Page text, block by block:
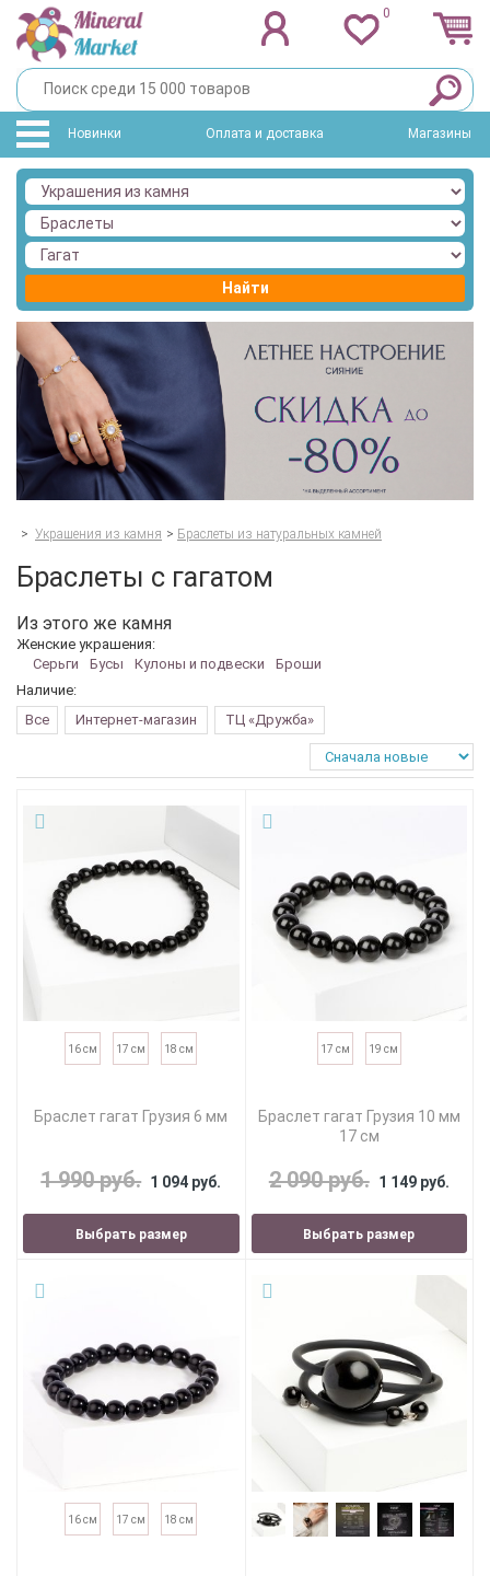
0
Новинки Оплата и доставка Магазины
Найти
> Украшения из камня > Браслеты из натуральных камней
Браслеты с гагатом
Из этого же камня
Женские украшения:
Серьги
Бусы Кулоны и подвески
Броши
Наличие:
Все
Интернет-магазин ТЦ «Дружба»
16 см 17 см 18 см
Браслет гагат Грузия 6 мм
1 990 руб. 1 094 руб.
Выбрать размер
17 см 19 см
Браслет гагат Грузия 10 мм
17 см
2 090 руб. 1 149 руб.
Выбрать размер
16 см 17 см 18 см